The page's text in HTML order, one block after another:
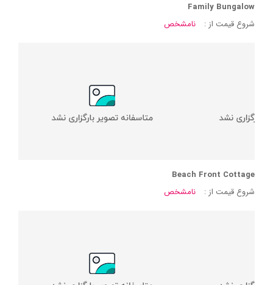
Family Bungalow
شروع قیمت از :
نامشخص
Beach Front Cottage
شروع قیمت از :
نامشخص